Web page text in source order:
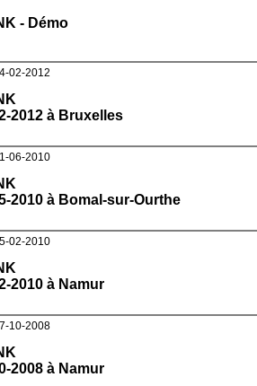
- Démo
02-2012
2012 à Bruxelles
06-2010
2010 à Bomal-sur-Ourthe
02-2010
2010 à Namur
10-2008
2008 à Namur